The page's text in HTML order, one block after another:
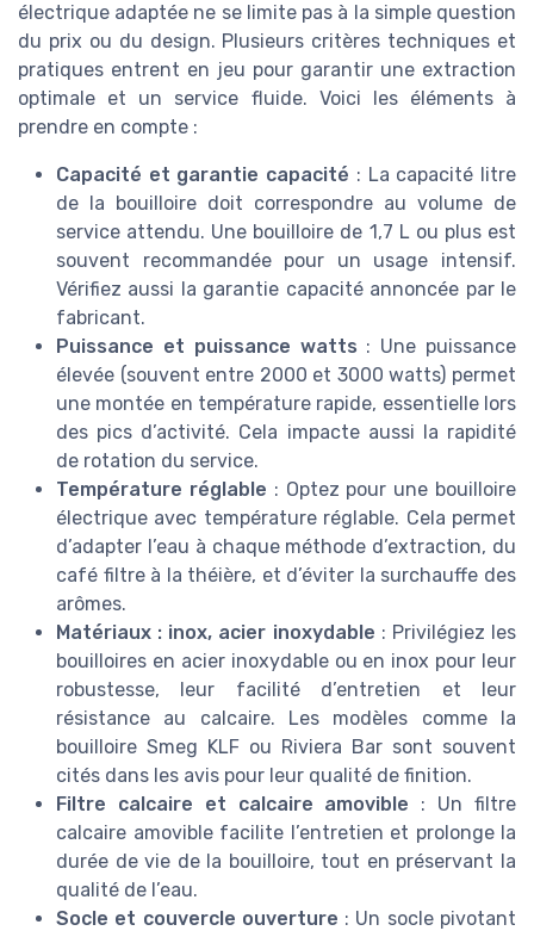
électrique adaptée ne se limite pas à la simple question
du prix ou du design. Plusieurs critères techniques et
pratiques entrent en jeu pour garantir une extraction
optimale et un service fluide. Voici les éléments à
prendre en compte :
Capacité et garantie capacité : La capacité litre
de la bouilloire doit correspondre au volume de
service attendu. Une bouilloire de 1,7 L ou plus est
souvent recommandée pour un usage intensif.
Vérifiez aussi la garantie capacité annoncée par le
fabricant.
Puissance et puissance watts : Une puissance
élevée (souvent entre 2000 et 3000 watts) permet
une montée en température rapide, essentielle lors
des pics d’activité. Cela impacte aussi la rapidité
de rotation du service.
Température réglable : Optez pour une bouilloire
électrique avec température réglable. Cela permet
d’adapter l’eau à chaque méthode d’extraction, du
café filtre à la théière, et d’éviter la surchauffe des
arômes.
Matériaux : inox, acier inoxydable : Privilégiez les
bouilloires en acier inoxydable ou en inox pour leur
robustesse, leur facilité d’entretien et leur
résistance au calcaire. Les modèles comme la
bouilloire Smeg KLF ou Riviera Bar sont souvent
cités dans les avis pour leur qualité de finition.
Filtre calcaire et calcaire amovible : Un filtre
calcaire amovible facilite l’entretien et prolonge la
durée de vie de la bouilloire, tout en préservant la
qualité de l’eau.
Socle et couvercle ouverture : Un socle pivotant